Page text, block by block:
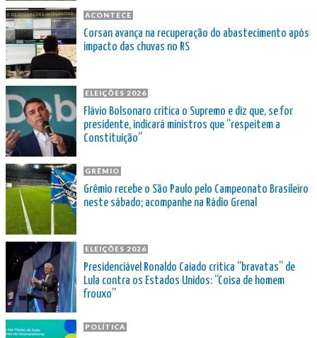
ACONTECE
Corsan avança na recuperação do abastecimento após
impacto das chuvas no RS
ELEIÇÕES 2026
Flávio Bolsonaro critica o Supremo e diz que, se for
presidente, indicará ministros que “respeitem a
Constituição”
GRÊMIO
Grêmio recebe o São Paulo pelo Campeonato Brasileiro
neste sábado; acompanhe na Rádio Grenal
ELEIÇÕES 2026
Presidenciável Ronaldo Caiado critica “bravatas” de
Lula contra os Estados Unidos: “Coisa de homem
frouxo”
POLÍTICA